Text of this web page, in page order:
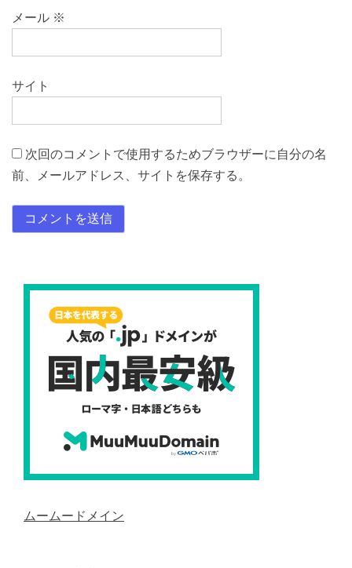
メール ※
サイト
次回のコメントで使用するためブラウザーに自分の名
前、メールアドレス、サイトを保存する。
ムームードメイン